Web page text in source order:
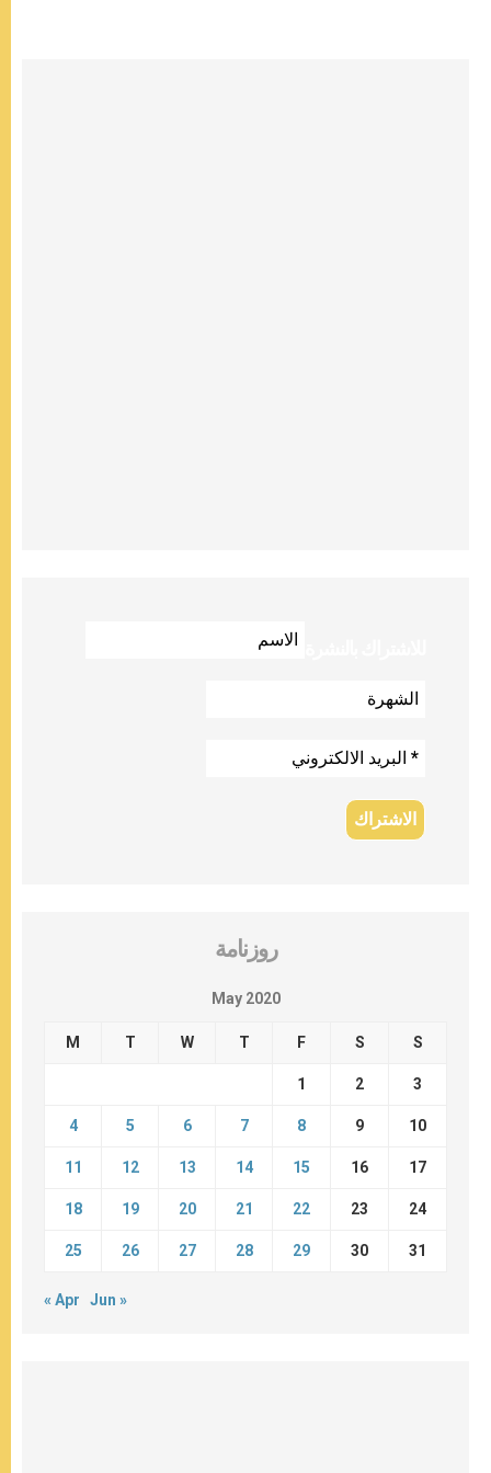
روزنامة
May 2020
M T W T F S S
1 2 3
4 5 6 7 8 9 10
11 12 13 14 15 16 17
18 19 20 21 22 23 24
25 26 27 28 29 30 31
« Apr Jun »